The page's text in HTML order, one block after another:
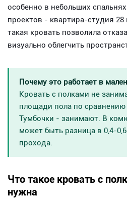
особенно в небольших
проектов - квартира-студия
такая кровать позволила
визуально облегчить
Почему это работает в
Кровать с полками не
площади пола по
Тумбочки - занимают. В
может быть разница в 0,4-
прохода.
Что такое кровать с
нужна